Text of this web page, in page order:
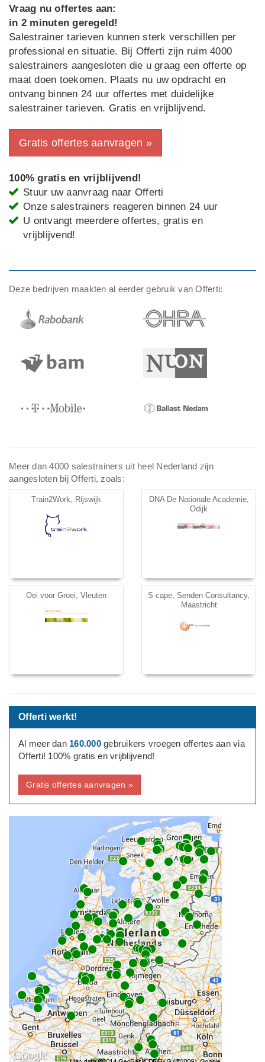
Vraag nu offertes aan:
in 2 minuten geregeld!
Salestrainer tarieven kunnen sterk verschillen per
professional en situatie. Bij Offerti zijn ruim 4000
salestrainers aangesloten die u graag een offerte op
maat doen toekomen. Plaats nu uw opdracht en
ontvang binnen 24 uur offertes met duidelijke
salestrainer tarieven. Gratis en vrijblijvend.
Gratis offertes aanvragen »
100% gratis en vrijblijvend!
Stuur uw aanvraag naar Offerti
Onze salestrainers reageren binnen 24 uur
U ontvangt meerdere offertes, gratis en
vrijblijvend!
Deze bedrijven maakten al eerder gebruik van Offerti:
Meer dan 4000 salestrainers uit heel Nederland zijn
aangesloten bij Offerti, zoals:
Train2Work, Rijswijk
DNA De Nationale Academie,
Odijk
Oei voor Groei, Vleuten
S cape, Senden Consultancy,
Maastricht
Offerti werkt!
Al meer dan 160.000gebruikers vroegen offertes aan via
Offerti! 100% gratis en vrijblijvend!
Gratis offertes aanvragen »